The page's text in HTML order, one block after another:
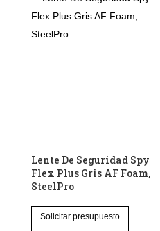
Lente De Seguridad Spy
Flex Plus Gris AF Foam,
SteelPro
Solicitar presupuesto
Este